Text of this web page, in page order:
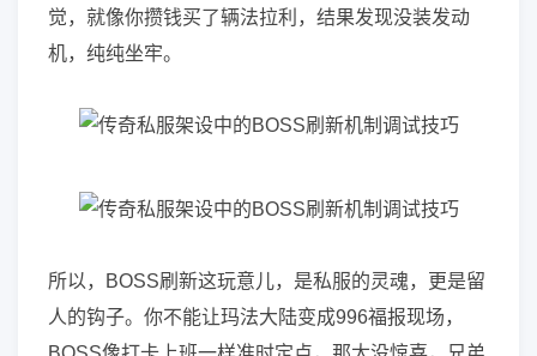
觉，就像你攒钱买了辆法拉利，结果发现没装发动
机，纯纯坐牢。
所以，BOSS刷新这玩意儿，是私服的灵魂，更是留
人的钩子。你不能让玛法大陆变成996福报现场，